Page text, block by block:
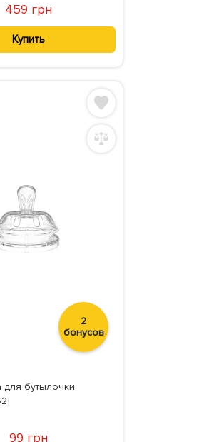
459 грн
Купить
2
бонусов
для бутылочки
99 грн